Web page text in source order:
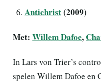
Antichrist(2009)
Met: Willem Dafoe,
In Lars von Trier’s
spelen Willem Dafoe en